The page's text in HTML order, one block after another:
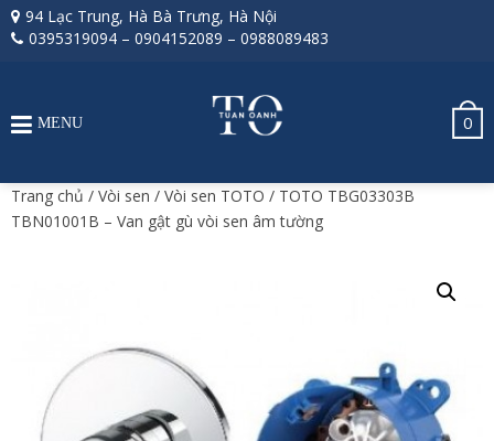
94 Lạc Trung, Hà Bà Trưng, Hà Nội
0395319094 – 0904152089 – 0988089483
0
MENU
Trang chủ / Vòi sen / Vòi sen TOTO / TOTO TBG03303B
TBN01001B – Van gật gù vòi sen âm tường